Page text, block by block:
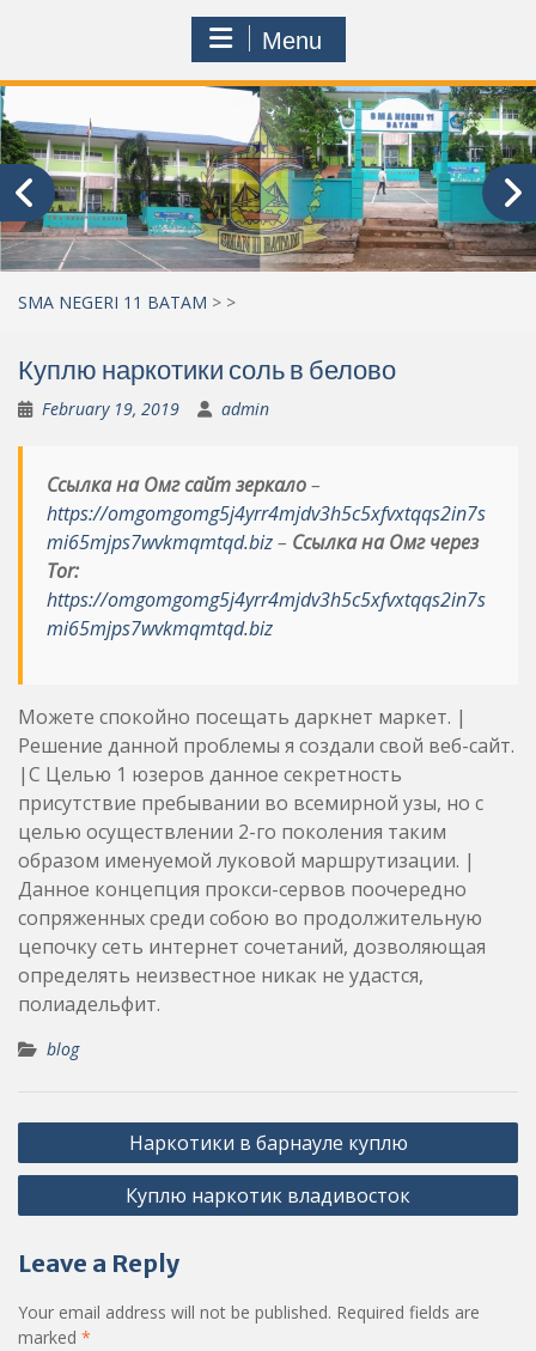
Menu
SMA NEGERI 11 BATAM > >
Куплю наркотики соль в белово
February 19, 2019 admin
Ссылка на Омг сайт зеркало–
https://omgomgomg5j4yrr4mjdv3h5c5xfvxtqqs2in7s
mi65mjps7wvkmqmtqd.biz– Ссылка на Омг через
Tor:
https://omgomgomg5j4yrr4mjdv3h5c5xfvxtqqs2in7s
mi65mjps7wvkmqmtqd.biz
Можете спокойно посещать даркнет маркет. |
Решение данной проблемы я создали свой веб-сайт.
|С Целью 1 юзеров данное секретность
присутствие пребывании во всемирной узы, но с
целью осуществлении 2-го поколения таким
образом именуемой луковой маршрутизации. |
Данное концепция прокси-сервов поочередно
сопряженных среди собою во продолжительную
цепочку сеть интернет сочетаний, дозволяющая
определять неизвестное никак не удастся,
полиадельфит.
blog
Post
navigation
Наркотики в барнауле куплю
Куплю наркотик владивосток
Leave a Reply
Your email address will not be published. Required fields are
marked *